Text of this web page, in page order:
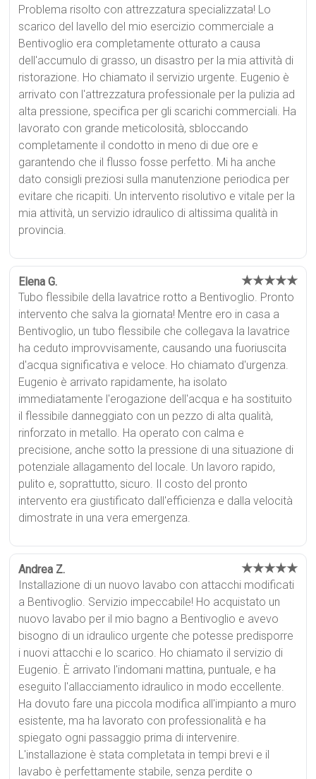
Problema risolto con attrezzatura specializzata! Lo
scarico del lavello del mio esercizio commerciale a
Bentivoglio era completamente otturato a causa
dell'accumulo di grasso, un disastro per la mia attività di
ristorazione. Ho chiamato il servizio urgente. Eugenio è
arrivato con l'attrezzatura professionale per la pulizia ad
alta pressione, specifica per gli scarichi commerciali. Ha
lavorato con grande meticolosità, sbloccando
completamente il condotto in meno di due ore e
garantendo che il flusso fosse perfetto. Mi ha anche
dato consigli preziosi sulla manutenzione periodica per
evitare che ricapiti. Un intervento risolutivo e vitale per la
mia attività, un servizio idraulico di altissima qualità in
provincia.
Elena G. ★★★★★
Tubo flessibile della lavatrice rotto a Bentivoglio. Pronto
intervento che salva la giornata! Mentre ero in casa a
Bentivoglio, un tubo flessibile che collegava la lavatrice
ha ceduto improvvisamente, causando una fuoriuscita
d'acqua significativa e veloce. Ho chiamato d'urgenza.
Eugenio è arrivato rapidamente, ha isolato
immediatamente l'erogazione dell'acqua e ha sostituito
il flessibile danneggiato con un pezzo di alta qualità,
rinforzato in metallo. Ha operato con calma e
precisione, anche sotto la pressione di una situazione di
potenziale allagamento del locale. Un lavoro rapido,
pulito e, soprattutto, sicuro. Il costo del pronto
intervento era giustificato dall'efficienza e dalla velocità
dimostrate in una vera emergenza.
Andrea Z. ★★★★★
Installazione di un nuovo lavabo con attacchi modificati
a Bentivoglio. Servizio impeccabile! Ho acquistato un
nuovo lavabo per il mio bagno a Bentivoglio e avevo
bisogno di un idraulico urgente che potesse predisporre
i nuovi attacchi e lo scarico. Ho chiamato il servizio di
Eugenio. È arrivato l'indomani mattina, puntuale, e ha
eseguito l'allacciamento idraulico in modo eccellente.
Ha dovuto fare una piccola modifica all'impianto a muro
esistente, ma ha lavorato con professionalità e ha
spiegato ogni passaggio prima di intervenire.
L'installazione è stata completata in tempi brevi e il
lavabo è perfettamente stabile, senza perdite o